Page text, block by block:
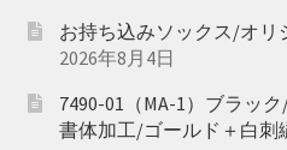
お持ち込みソックス/オ
2026年8月4日
7490-01（MA-1）ブラッ
書体加工/ゴールド＋白刺